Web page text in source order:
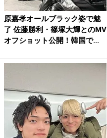
原嘉孝オールブラック姿で魅
了 佐藤勝利・篠塚大輝とのMV
オフショット公開！韓国で...